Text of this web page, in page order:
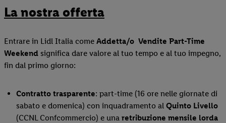
La nostra offerta
Entrare in Lidl Italia come Addetta/o Vendite Part-Time
Weekend significa dare valore al tuo tempo e al tuo impegno,
fin dal primo giorno:
Contratto trasparente: part-time (16 ore nelle giornate di
sabato e domenica) con inquadramento al Quinto Livello
(CCNL Confcommercio) e una retribuzione mensile lorda